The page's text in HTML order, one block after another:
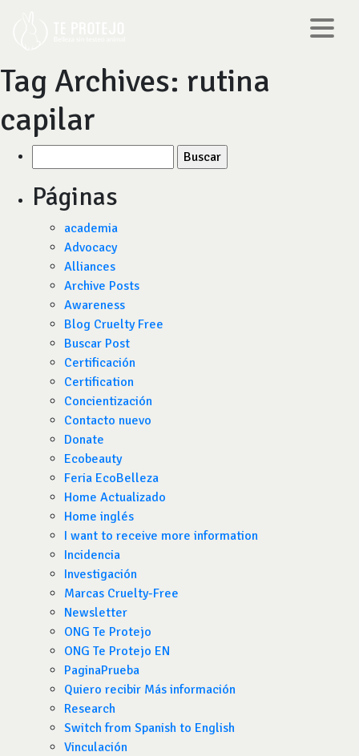
Tag Archives: rutina
capilar
por:
Páginas
academia
Advocacy
Alliances
Archive Posts
Awareness
Blog Cruelty Free
Buscar Post
Certificación
Certification
Concientización
Contacto nuevo
Donate
Ecobeauty
Feria EcoBelleza
Home Actualizado
Home inglés
I want to receive more information
Incidencia
Investigación
Marcas Cruelty-Free
Newsletter
ONG Te Protejo
ONG Te Protejo EN
PaginaPrueba
Quiero recibir Más información
Research
Switch from Spanish to English
Vinculación